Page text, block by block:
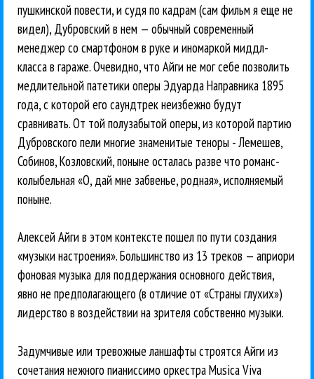
пушкинской повести, и судя по кадрам (сам фильм я еще не
видел), Дубровский в нем — обычный современный
менеджер со смартфоном в руке и иномаркой миддл-
класса в гараже. Очевидно, что Айги не мог себе позволить
медлительной патетики оперы Эдуарда Направника 1895
года, с которой его саундтрек неизбежно будут
сравнивать. От той полузабытой оперы, из которой партию
Дубровского пели многие знаменитые теноры - Лемешев,
Собинов, Козловский, поныне осталась разве что романс-
колыбельная «О, дай мне забвенье, родная», исполняемый
поныне.
Алексей Айги в этом контексте пошел по пути создания
«музыки настроения». Большинство из 13 треков — априори
фоновая музыка для поддержания основного действия,
явно не предполагающего (в отличие от «Страны глухих»)
лидерство в воздействии на зрителя собственно музыки.
Задумчивые или тревожные ланшафты строятся Айги из
сочетания нежного пианиссимо оркестра Musica Viva